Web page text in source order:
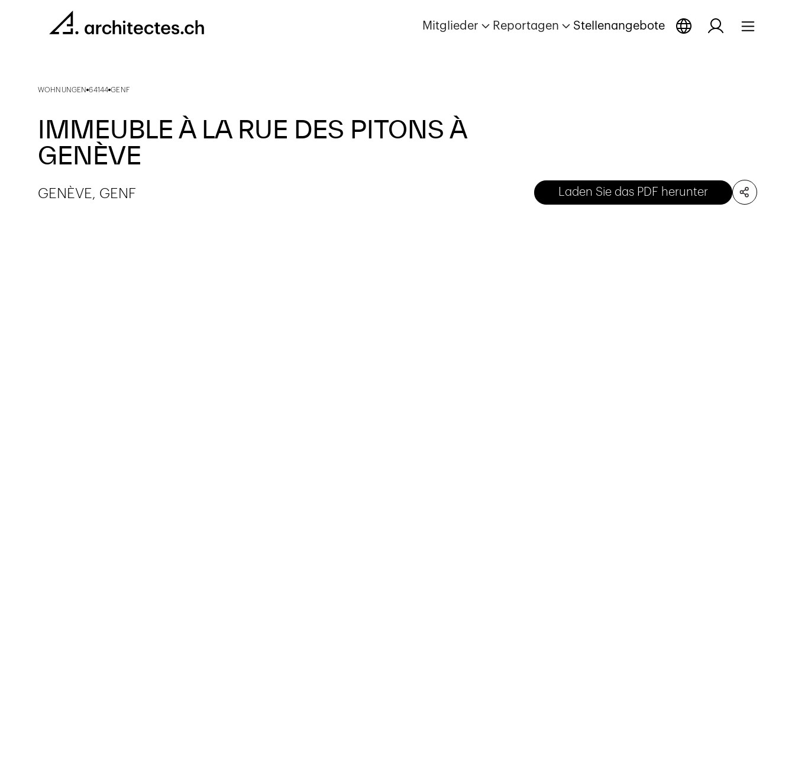
Mitglieder Reportagen Stellenangebote
WOHNUNGEN 64144 GENF
IMMEUBLE À LA RUE DES PITONS À
GENÈVE
GENÈVE, GENF Laden Sie das PDF herunter